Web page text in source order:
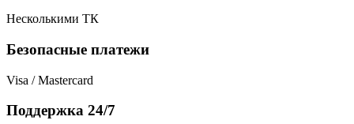
Несколькими ТК
Безопасные платежи
Visa / Mastercard
Поддержка 24/7